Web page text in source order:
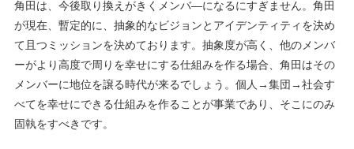
角田は、今後取り換えがきくメンバ―になるにすぎません。角田
が現在、暫定的に、抽象的なビジョンとアイデンティティを決め
て且つミッションを決めております。抽象度が高く、他のメンバ
ーがより高度で周りを幸せにする仕組みを作る場合、角田はその
メンバーに地位を譲る時代が来るでしょう。個人→集団→社会す
べてを幸せにできる仕組みを作ることが事業であり、そこにのみ
固執をすべきです。